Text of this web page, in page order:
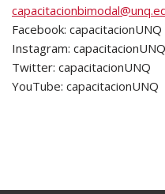
Facebook: capacitacionUNQ
Instagram: capacitacionUNQ
Twitter: capacitacionUNQ
YouTube: capacitacionUNQ